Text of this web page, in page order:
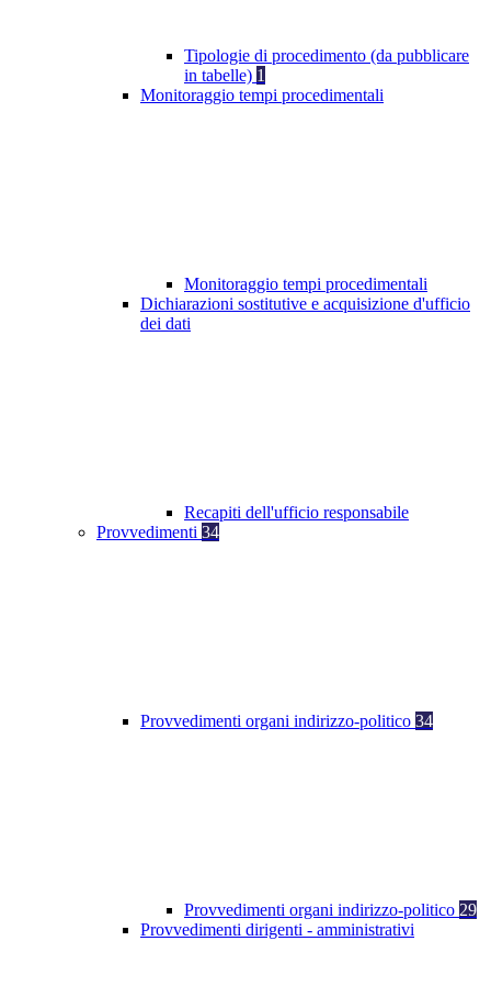
Tipologie di procedimento (da pubblicare
in tabelle) 1
Monitoraggio tempi procedimentali
Monitoraggio tempi procedimentali
Dichiarazioni sostitutive e acquisizione d'ufficio
dei dati
Recapiti dell'ufficio responsabile
Provvedimenti 34
Provvedimenti organi indirizzo-politico 34
Provvedimenti organi indirizzo-politico 29
Provvedimenti dirigenti - amministrativi